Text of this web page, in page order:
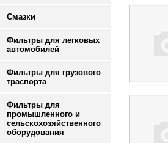
Смазки
Фильтры для легковых
автомобилей
Фильтры для грузового
траспорта
Фильтры для
промышленного и
сельскохозяйственного
оборудования